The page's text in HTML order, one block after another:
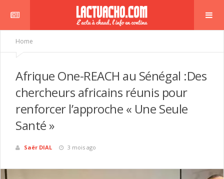
Home
Afrique One-REACH au Sénégal :Des
chercheurs africains réunis pour
renforcer l’approche « Une Seule
Santé »
Saër DIAL 3 mois ago